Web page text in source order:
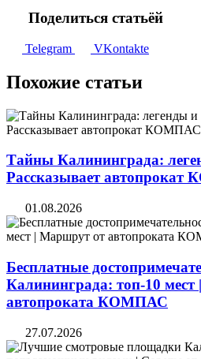
Поделиться статьёй
Telegram VKontakte
Похожие статьи
Тайны Калининграда:
Рассказывает
01.08.2026
Бесплатные
Калининграда: топ-10
автопроката КОМПАС
27.07.2026